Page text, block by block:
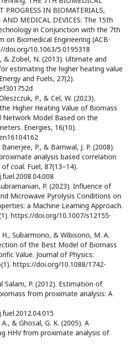
PROGRESS IN BIOMATERIALS,
AND MEDICAL DEVICES: The 15th
in Conjunction with the 7th
on Biomedical Engineering (ACB-
doi.org/10.1063/5.0195318
& Zobel, N. (2013). Ultimate and
estimating the higher heating value
and Fuels, 27(2).
P., & Cel, W. (2023).
Higher Heating Value of Biomass
Network Model Based on the
Energies, 16(10).
P., & Barnwal, J. P. (2008).
analysis based correlation
coal. Fuel, 87(13–14).
P. (2023). Influence of
Microwave Pyrolysis Conditions on
a Machine Learning Approach.
https://doi.org/10.1007/s12155-
Subarmono, & Wibisono, M. A.
of the Best Model of Biomass
Value. Journal of Physics:
https://doi.org/10.1088/1742-
Salam, P. (2012). Estimation of
from proximate analysis: A
& Ghosal, G. K. (2005). A
HHV from proximate analysis of